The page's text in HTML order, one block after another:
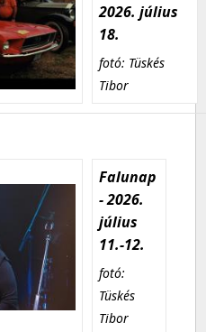
2026. július
18.
fotó: Tüskés
Tibor
Falunap
- 2026.
július
11.-12.
fotó:
Tüskés
Tibor